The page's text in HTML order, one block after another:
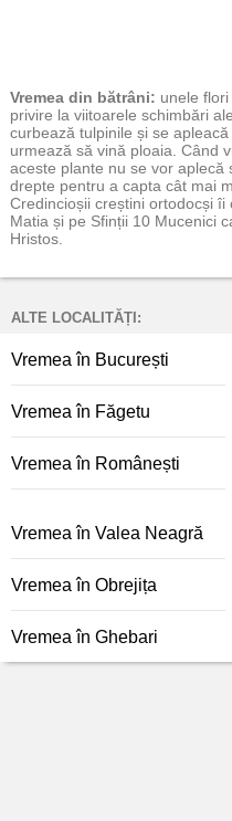
Vremea din bătrâni: unele
privire la viitoarele schimbări
curbează tulpinile și se
urmează să vină ploaia. Când
aceste plante nu se vor
drepte pentru a capta cât mai
Credincioșii creștini ortodocși
Matia și pe Sfinții 10 Mucenici
Hristos.
ALTE LOCALITĂȚI:
Vremea în București
Vremea în Făgetu
Vremea în Românești
Vremea în Valea Neagră
Vremea în Obrejița
Vremea în Ghebari